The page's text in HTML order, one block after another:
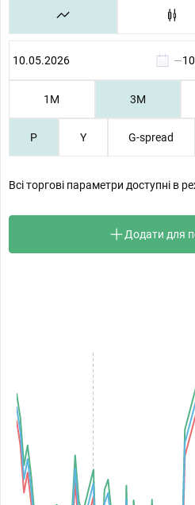
—
1М 3М
P Y G-spread
Всі торгові параметри доступні в
Додати для